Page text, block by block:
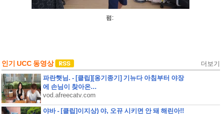
펌:
인기 UCC 동영상 더보기
파란햇님. - [클립][옹기종기] 기뉴다 아침부터 야장
에 손님이 찾아온...
vod.afreecatv.com
야바 - [클립]이지상) 야, 오뀨 시키면 안 돼 해린아!!